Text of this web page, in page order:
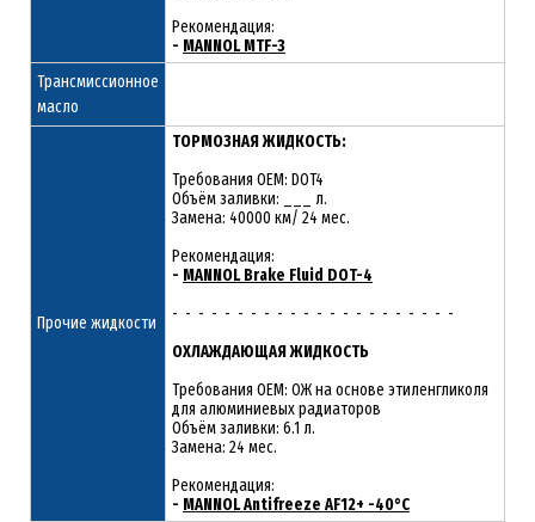
Рекомендация:
- MANNOL MTF-3
Трансмиссионное
масло
Прочие жидкости
ТОРМОЗНАЯ ЖИДКОСТЬ:
Требования OEM: DOT4
Объём заливки: ___ л.
Замена: 40000 км/ 24 мес.
Рекомендация:
- MANNOL Brake Fluid DOT-4
- - - - - - - - - - - - - - - - - - - - - -
ОХЛАЖДАЮЩАЯ ЖИДКОСТЬ
Требования OEM: ОЖ на основе этиленгликоля
для алюминиевых радиаторов
Объём заливки: 6.1 л.
Замена: 24 мес.
Рекомендация:
- MANNOL Antifreeze AF12+ -40°C